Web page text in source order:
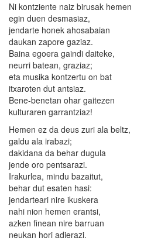
Ni kontziente naiz birusak hemen
egin duen desmasiaz,
jendarte honek ahosabaian
daukan zapore gaziaz.
Baina egoera gaindi daiteke,
neurri batean, graziaz;
eta musika kontzertu on bat
itxaroten dut antsiaz.
Bene-benetan ohar gaitezen
kulturaren garrantziaz!
Hemen ez da deus zuri ala beltz,
galdu ala irabazi;
dakidana da behar dugula
jende oro pentsarazi.
Irakurlea, mindu bazaitut,
behar dut esaten hasi:
jendarteari nire ikuskera
nahi nion hemen erantsi,
azken finean nire barruan
neukan hori adierazi.